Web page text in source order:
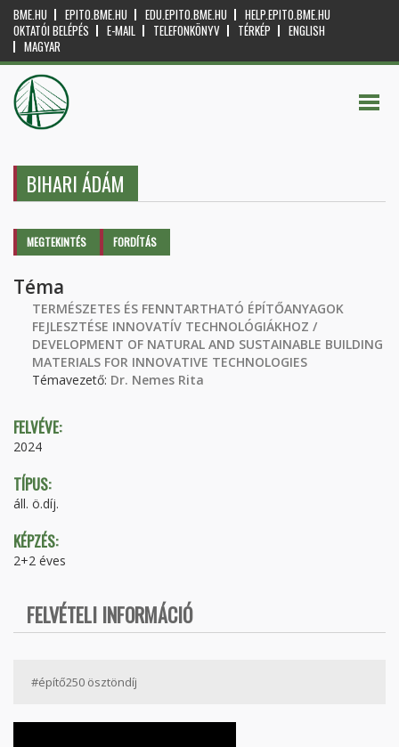
BME.HU EPITO.BME.HU EDU.EPITO.BME.HU
HELP.EPITO.BME.HU
OKTATÓI BELÉPÉS
E-MAIL TELEFONKÖNYV TÉRKÉP
ENGLISH
MAGYAR
BIHARI ÁDÁM
Elsődleges fülek
MEGTEKINTÉS (AKTÍVFORDÍTÁS
Téma
TERMÉSZETES ÉS FENNTARTHATÓ ÉPÍTŐANYAGOK
FEJLESZTÉSE INNOVATÍV TECHNOLÓGIÁKHOZ /
DEVELOPMENT OF NATURAL AND SUSTAINABLE BUILDING
MATERIALS FOR INNOVATIVE TECHNOLOGIES
Témavezető: Dr. Nemes Rita
FELVÉVE:
2024
TÍPUS:
áll. ö.díj.
KÉPZÉS:
2+2 éves
FELVÉTELI INFORMÁCIÓ
#építő250 ösztöndíj